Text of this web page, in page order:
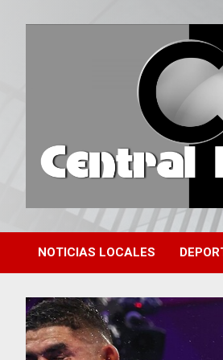
Central
Central de Noticias
NOTICIAS LOCALES